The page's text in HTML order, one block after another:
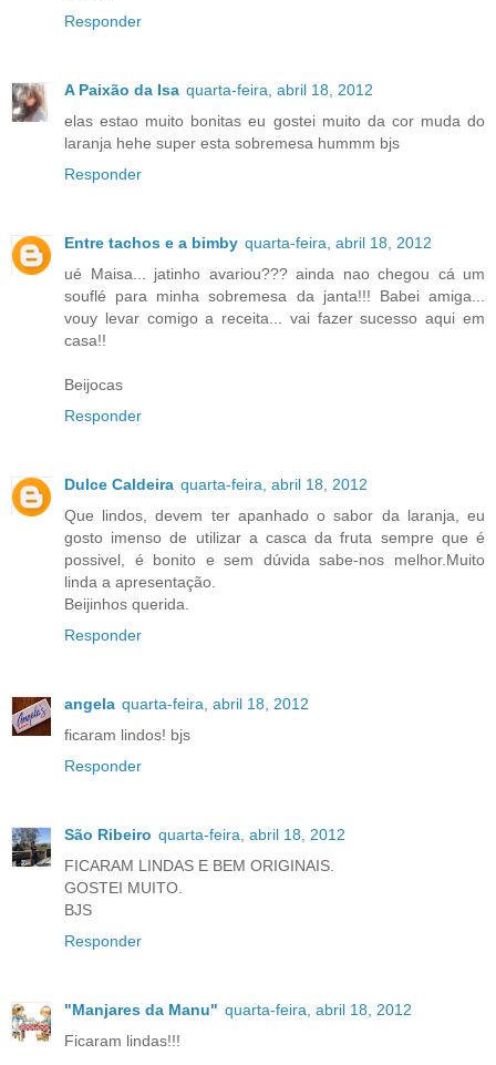
Responder
A Paixão da Isa quarta-feira, abril 18, 2012
elas estao muito bonitas eu gostei muito da cor muda do
laranja hehe super esta sobremesa hummm bjs
Responder
Entre tachos e a bimby quarta-feira, abril 18, 2012
ué Maisa... jatinho avariou??? ainda nao chegou cá um
souflé para minha sobremesa da janta!!! Babei amiga...
vouy levar comigo a receita... vai fazer sucesso aqui em
casa!!
Beijocas
Responder
Dulce Caldeira quarta-feira, abril 18, 2012
Que lindos, devem ter apanhado o sabor da laranja, eu
gosto imenso de utilizar a casca da fruta sempre que é
possivel, é bonito e sem dúvida sabe-nos melhor.Muito
linda a apresentação.
Beijinhos querida.
Responder
angela quarta-feira, abril 18, 2012
ficaram lindos! bjs
Responder
São Ribeiro quarta-feira, abril 18, 2012
FICARAM LINDAS E BEM ORIGINAIS.
GOSTEI MUITO.
BJS
Responder
"Manjares da Manu" quarta-feira, abril 18, 2012
Ficaram lindas!!!